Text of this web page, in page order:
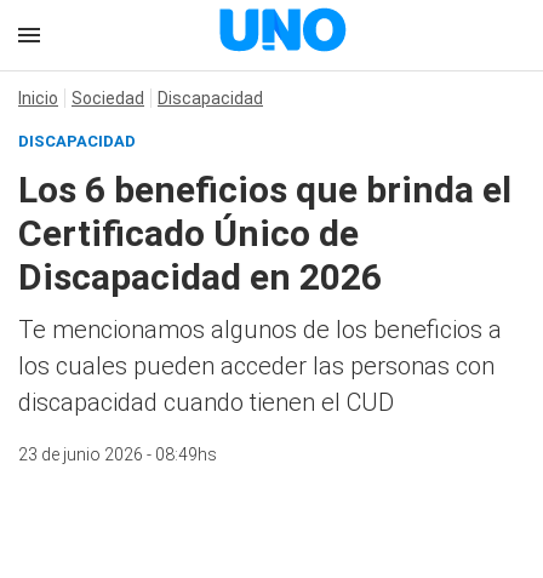
Inicio Sociedad Discapacidad
DISCAPACIDAD
Los 6 beneficios que brinda el
Certificado Único de
Discapacidad en 2026
Te mencionamos algunos de los beneficios a
los cuales pueden acceder las personas con
discapacidad cuando tienen el CUD
23 de junio 2026 - 08:49hs